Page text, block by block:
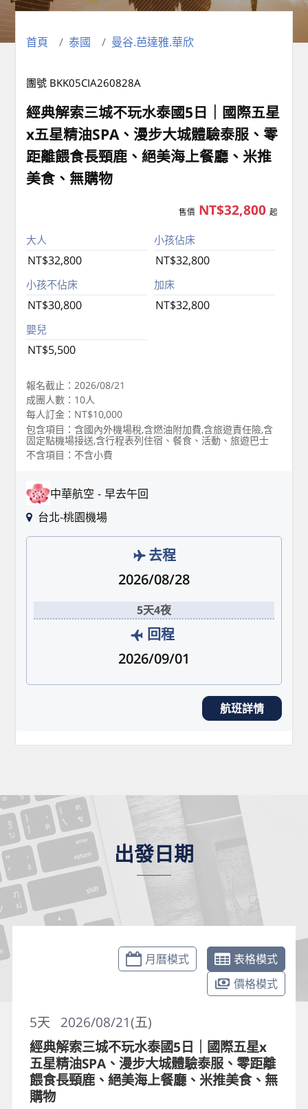
首頁 泰國 曼谷.芭達雅.華欣
團號 BKK05CIA260828A
經典解索三城不玩水泰國5日｜國際五星
x五星精油SPA、漫步大城體驗泰服、零
距離餵食長頸鹿、絕美海上餐廳、米推
美食、無購物
售價 NT$32,800 起
大人
NT$32,800
小孩佔床
NT$32,800
小孩不佔床
NT$30,800
加床
NT$32,800
嬰兒
NT$5,500
報名截止：2026/08/21
成團人數：10人
每人訂金：NT$10,000
包含項目：含國內外機場稅,含燃油附加費,含旅遊責任險,含
固定點機場接送,含行程表列住宿、餐食、活動、旅遊巴士
不含項目：不含小費
中華航空
早去午回
台北-桃園機場
去程
2026/08/28
5天4夜
回程
2026/09/01
航班詳情
出發日期
月曆模式
表格模式
價格模式
2026/08/21(五)
5天
經典解索三城不玩水泰國5日｜國際五星x
五星精油SPA、漫步大城體驗泰服、零距離
餵食長頸鹿、絕美海上餐廳、米推美食、無
購物